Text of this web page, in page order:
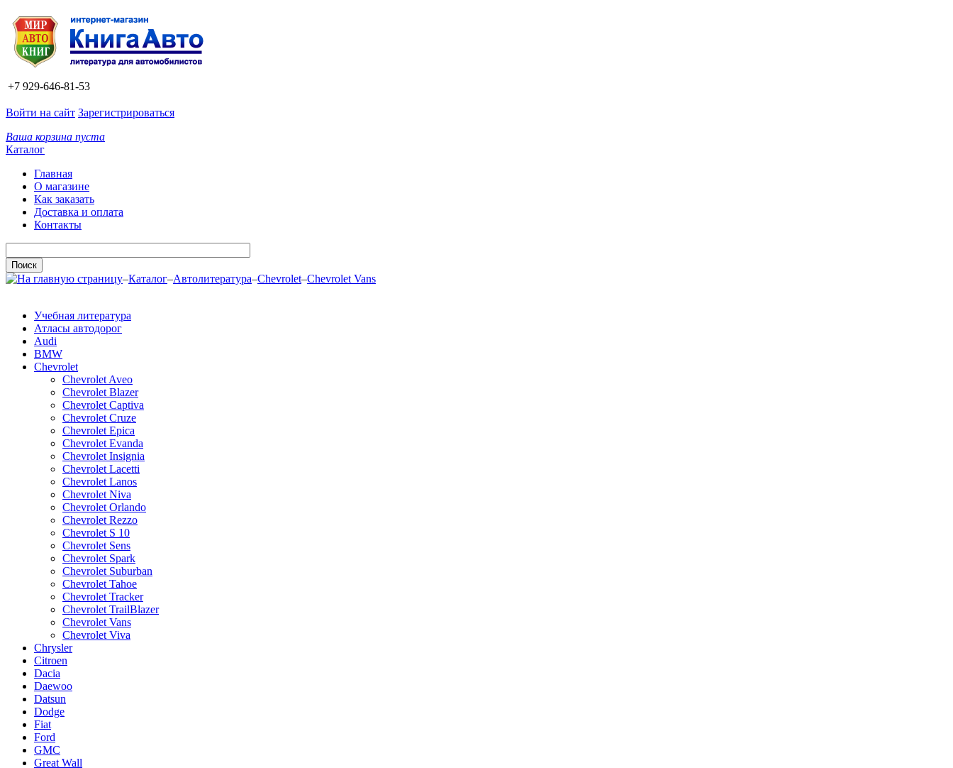
+7 929-646-81-53
Войти на сайт Зарегистрироваться
Ваша корзина пуста
Каталог
Главная
О магазине
Как заказать
Доставка и оплата
Контакты
–Каталог–Автолитература–Chevrolet–Chevrolet Vans
Учебная литература
Атласы автодорог
Audi
BMW
Chevrolet
Chevrolet Aveo
Chevrolet Blazer
Chevrolet Captiva
Chevrolet Cruze
Chevrolet Epica
Chevrolet Evanda
Chevrolet Insignia
Chevrolet Lacetti
Chevrolet Lanos
Chevrolet Niva
Chevrolet Orlando
Chevrolet Rezzo
Chevrolet S 10
Chevrolet Sens
Chevrolet Spark
Chevrolet Suburban
Chevrolet Tahoe
Chevrolet Tracker
Chevrolet TrailBlazer
Chevrolet Vans
Chevrolet Viva
Chrysler
Citroen
Dacia
Daewoo
Datsun
Dodge
Fiat
Ford
GMC
Great Wall